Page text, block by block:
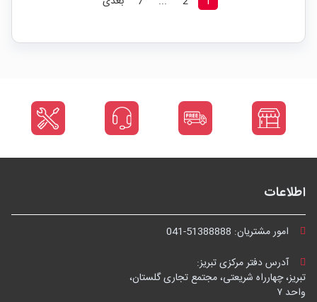
اطلاعات
امور مشتریان: 041-51388888
آدرس دفتر مرکزی تبریز:
تبریز، چهارراه شریعتی، مجتمع تجاری گلستان،
واحد ۷